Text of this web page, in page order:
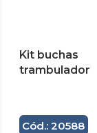
Kit buchas
trambulador
Cód.: 20588